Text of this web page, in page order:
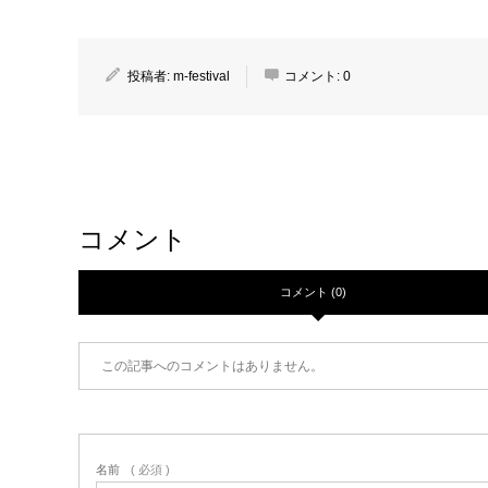
投稿者: m-festival コメント: 0
コメント
コメント (0)
この記事へのコメントはありません。
名前 ( 必須 )